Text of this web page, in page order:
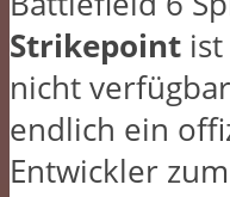
Strikepoint
nicht
endlich ein
Entwickler